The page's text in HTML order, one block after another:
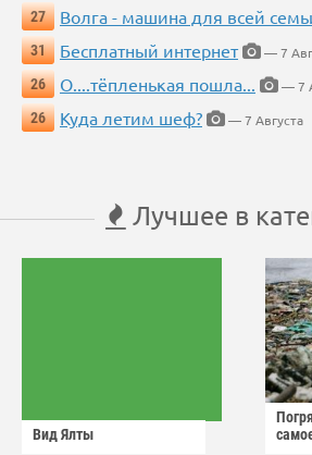
27
Волга - машина для всей
31
Бесплатный интернет
— 7
26
О....тёпленькая пошла...
— 7
26
Куда летим шеф? — 7 Августа
Лучшее в
Вид Ялты